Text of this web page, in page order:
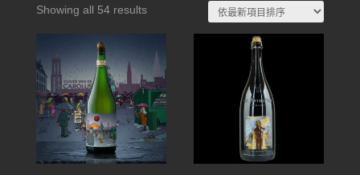
Showing all 54 resultsSorted